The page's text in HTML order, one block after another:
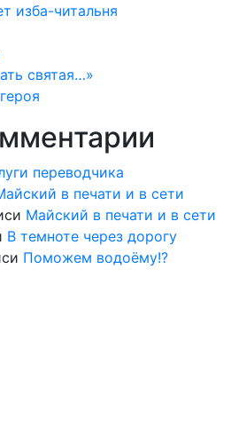
изба-читальня
святая…»
переводчика
в печати и в сети
Майский в печати и в сети
В темноте через дорогу
Поможем водоёму!?